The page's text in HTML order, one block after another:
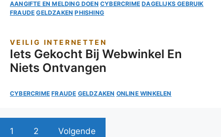
AANGIFTE EN MELDING DOEN CYBERCRIME DAGELIJKS GEBRUIK
FRAUDE GELDZAKEN PHISHING
VEILIG INTERNETTEN
Iets Gekocht Bij Webwinkel En
Niets Ontvangen
CYBERCRIME FRAUDE GELDZAKEN ONLINE WINKELEN
1 2 Volgende